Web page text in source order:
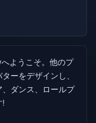
ようこそ。他のプ
ーをデザインし、
ダンス、ロールプ
!